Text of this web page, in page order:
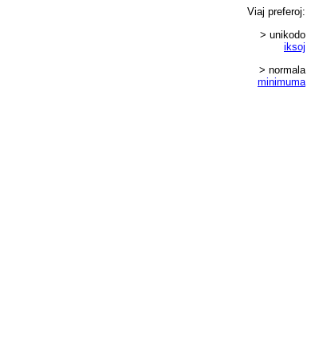
Viaj preferoj:
> unikodo
iksoj
> normala
minimuma